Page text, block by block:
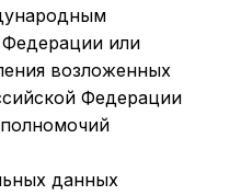
или
возложенных
Федерации
данных